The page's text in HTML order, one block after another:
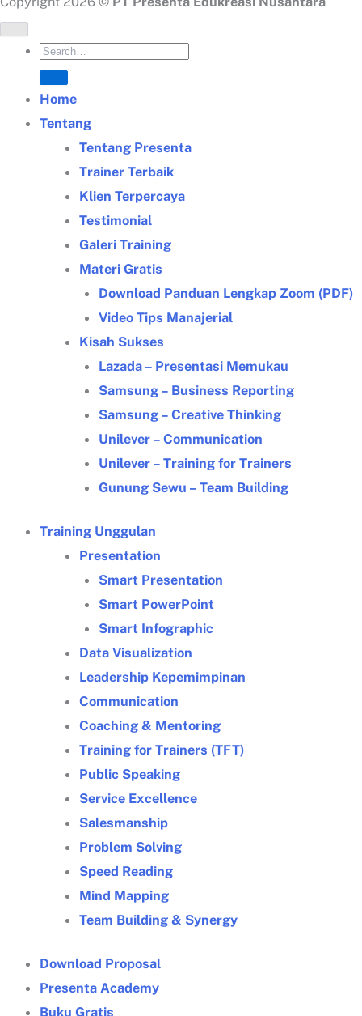
Home
Tentang
Tentang Presenta
Trainer Terbaik
Klien Terpercaya
Testimonial
Galeri Training
Materi Gratis
Download Panduan Lengkap Zoom (PDF)
Video Tips Manajerial
Kisah Sukses
Lazada – Presentasi Memukau
Samsung – Business Reporting
Samsung – Creative Thinking
Unilever – Communication
Unilever – Training for Trainers
Gunung Sewu – Team Building
Training Unggulan
Presentation
Smart Presentation
Smart PowerPoint
Smart Infographic
Data Visualization
Leadership Kepemimpinan
Communication
Coaching & Mentoring
Training for Trainers (TFT)
Public Speaking
Service Excellence
Salesmanship
Problem Solving
Speed Reading
Mind Mapping
Team Building & Synergy
Download Proposal
Presenta Academy
Buku Gratis